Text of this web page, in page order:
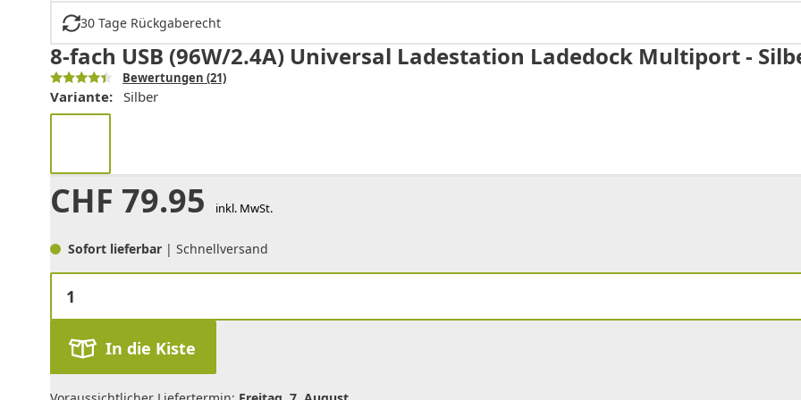
30 Tage Rückgaberecht
8-fach USB (96W/2.4A) Universal Ladestation Ladedock Multiport -
Bewertungen (21)
Variante: Silber
CHF 79.95 inkl. MwSt.
Sofort lieferbar | Schnellversand
In die Kiste